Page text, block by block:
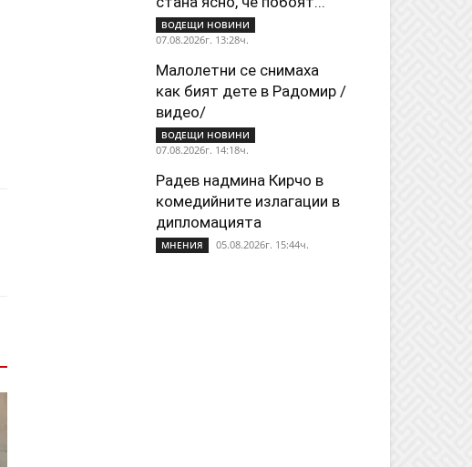
ВОДЕЩИ НОВИНИ
07.08.2026г. 13:28ч.
Малолетни се снимаха
как бият дете в Радомир /
видео/
ВОДЕЩИ НОВИНИ
07.08.2026г. 14:18ч.
Радев надмина Кирчо в
комедийните излагации в
дипломацията
МНЕНИЯ 05.08.2026г. 15:44ч.